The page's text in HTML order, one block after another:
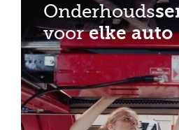
Onderhouds
voorelke auto